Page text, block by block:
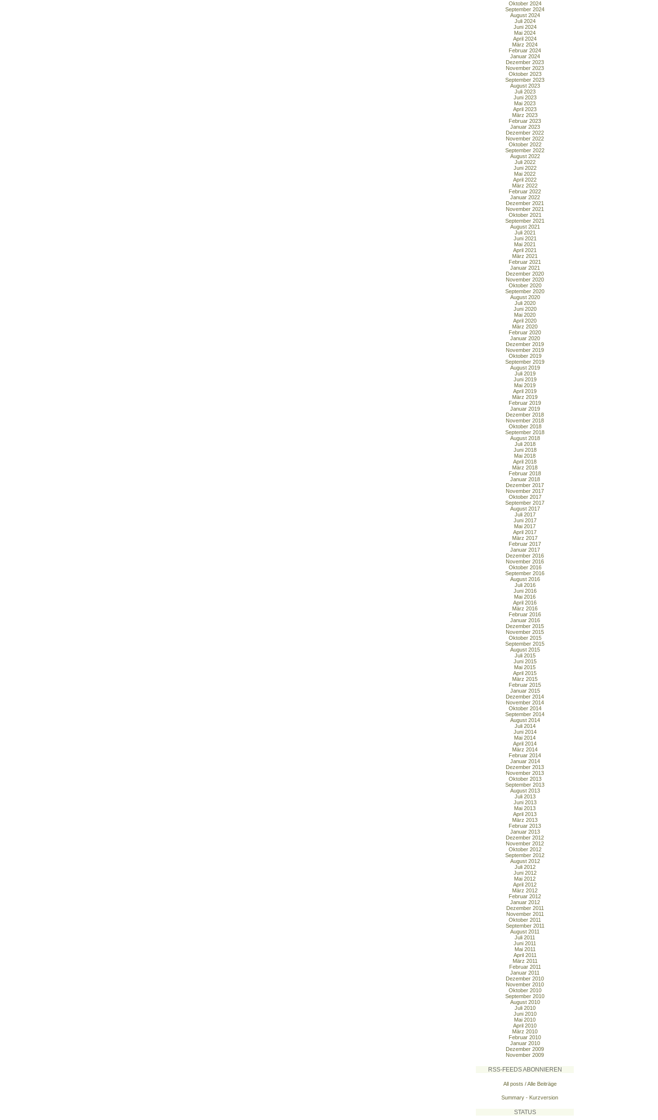
Oktober 2024
September 2024
August 2024
Juli 2024
Juni 2024
Mai 2024
April 2024
März 2024
Februar 2024
Januar 2024
Dezember 2023
November 2023
Oktober 2023
September 2023
August 2023
Juli 2023
Juni 2023
Mai 2023
April 2023
März 2023
Februar 2023
Januar 2023
Dezember 2022
November 2022
Oktober 2022
September 2022
August 2022
Juli 2022
Juni 2022
Mai 2022
April 2022
März 2022
Februar 2022
Januar 2022
Dezember 2021
November 2021
Oktober 2021
September 2021
August 2021
Juli 2021
Juni 2021
Mai 2021
April 2021
März 2021
Februar 2021
Januar 2021
Dezember 2020
November 2020
Oktober 2020
September 2020
August 2020
Juli 2020
Juni 2020
Mai 2020
April 2020
März 2020
Februar 2020
Januar 2020
Dezember 2019
November 2019
Oktober 2019
September 2019
August 2019
Juli 2019
Juni 2019
Mai 2019
April 2019
März 2019
Februar 2019
Januar 2019
Dezember 2018
November 2018
Oktober 2018
September 2018
August 2018
Juli 2018
Juni 2018
Mai 2018
April 2018
März 2018
Februar 2018
Januar 2018
Dezember 2017
November 2017
Oktober 2017
September 2017
August 2017
Juli 2017
Juni 2017
Mai 2017
April 2017
März 2017
Februar 2017
Januar 2017
Dezember 2016
November 2016
Oktober 2016
September 2016
August 2016
Juli 2016
Juni 2016
Mai 2016
April 2016
März 2016
Februar 2016
Januar 2016
Dezember 2015
November 2015
Oktober 2015
September 2015
August 2015
Juli 2015
Juni 2015
Mai 2015
April 2015
März 2015
Februar 2015
Januar 2015
Dezember 2014
November 2014
Oktober 2014
September 2014
August 2014
Juli 2014
Juni 2014
Mai 2014
April 2014
März 2014
Februar 2014
Januar 2014
Dezember 2013
November 2013
Oktober 2013
September 2013
August 2013
Juli 2013
Juni 2013
Mai 2013
April 2013
März 2013
Februar 2013
Januar 2013
Dezember 2012
November 2012
Oktober 2012
September 2012
August 2012
Juli 2012
Juni 2012
Mai 2012
April 2012
März 2012
Februar 2012
Januar 2012
Dezember 2011
November 2011
Oktober 2011
September 2011
August 2011
Juli 2011
Juni 2011
Mai 2011
April 2011
März 2011
Februar 2011
Januar 2011
Dezember 2010
November 2010
Oktober 2010
September 2010
August 2010
Juli 2010
Juni 2010
Mai 2010
April 2010
März 2010
Februar 2010
Januar 2010
Dezember 2009
November 2009
RSS-FEEDS ABONNIEREN
All posts / Alle Beiträge
Summary - Kurzversion
STATUS